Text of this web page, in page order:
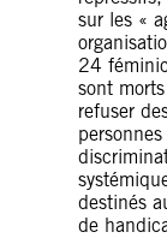
sur les «
24
sont
refuser
destinés
de